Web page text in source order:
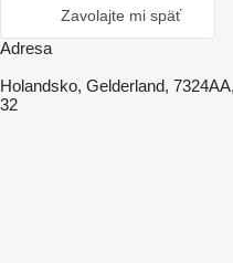
Zavolajte mi späť
Adresa
Holandsko, Gelderland,
32